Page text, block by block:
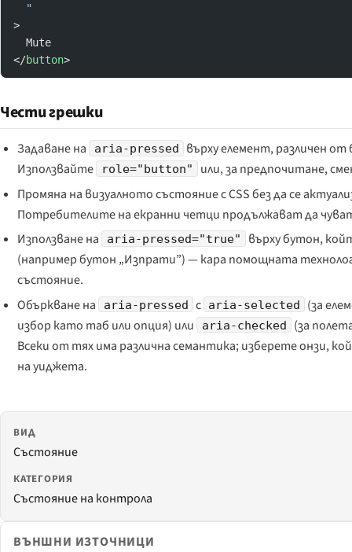
  "
>
  Mute
</button>
Чести грешки
Задаване на aria-pressed
върху елемент, различен от
Използвайте
role="button"
или, за предпочитане,
Промяна на визуалното състояние с CSS без да се
Потребителите на екранни четци продължават да
Използване на
aria-pressed="true"
върху бутон,
(например бутон „Изпрати”) — кара помощната
състояние.
Объркване на
aria-pressed с aria-selected
(за
избор като таб или опция) или
aria-checked
(за
Всеки от тях има различна семантика; изберете онзи,
на уиджета.
ВИД
Състояние
КАТЕГОРИЯ
Състояние на контрола
ВЪНШНИ ИЗТОЧНИЦИ